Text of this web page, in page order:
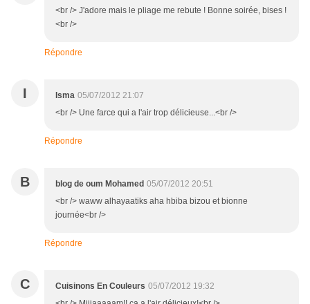
<br /> J'adore mais le pliage me rebute ! Bonne soirée, bises !
<br />
Répondre
I Isma 05/07/2012 21:07
<br /> Une farce qui a l'air trop délicieuse...<br />
Répondre
B blog de oum Mohamed 05/07/2012 20:51
<br /> waww alhayaatiks aha hbiba bizou et bionne
journée<br />
Répondre
C Cuisinons En Couleurs 05/07/2012 19:32